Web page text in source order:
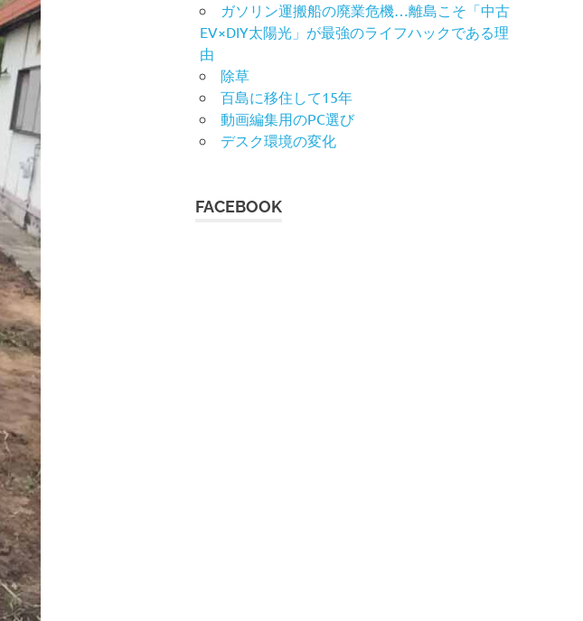
ガソリン運搬船の廃業危機…離島こそ「中古
EV×DIY太陽光」が最強のライフハックである理
由
除草
百島に移住して15年
動画編集用のPC選び
デスク環境の変化
FACEBOOK